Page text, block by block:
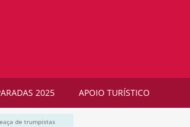
2025 APOIO TURÍSTICO
de trumpistas